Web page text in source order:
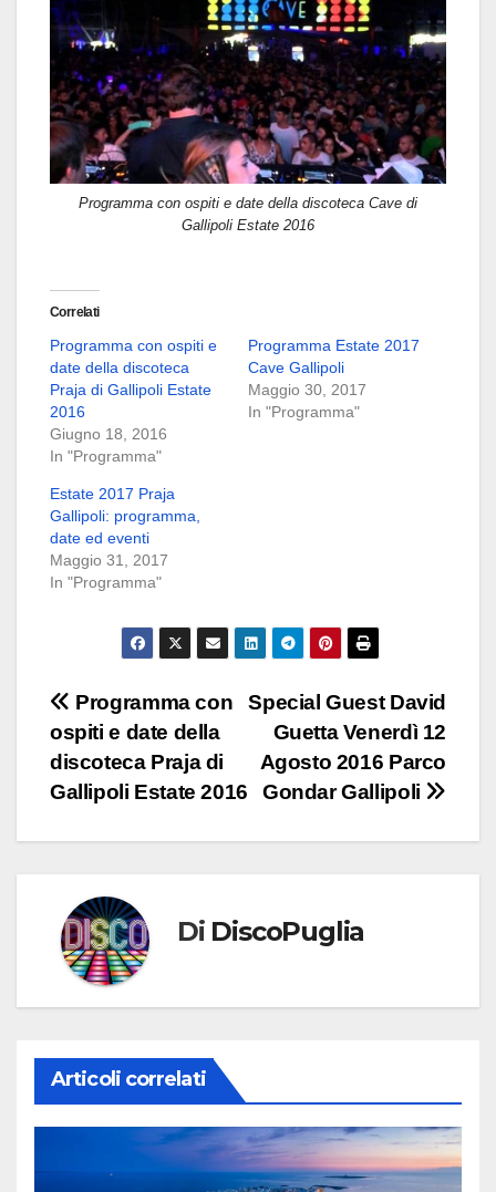
Programma con ospiti e date della discoteca Cave di
Gallipoli Estate 2016
Correlati
Programma con ospiti e
date della discoteca
Praja di Gallipoli Estate
2016
Giugno 18, 2016
In "Programma"
Programma Estate 2017
Cave Gallipoli
Maggio 30, 2017
In "Programma"
Estate 2017 Praja
Gallipoli: programma,
date ed eventi
Maggio 31, 2017
In "Programma"
Navigazione
articoli
Special Guest David
Guetta Venerdì 12
Agosto 2016 Parco
Gondar Gallipoli
Programma con
ospiti e date della
discoteca Praja di
Gallipoli Estate 2016
Di DiscoPuglia
Articoli correlati